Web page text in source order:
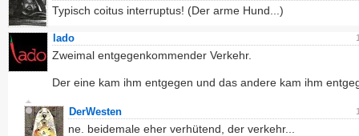
Typisch coitus interruptus! (Der arme Hund...)
lado
Zweimal entgegenkommender Verkehr.
Der eine kam ihm entgegen und das andere kam ihm
DerWesten
ne. beidemale eher verhütend, der verkehr...